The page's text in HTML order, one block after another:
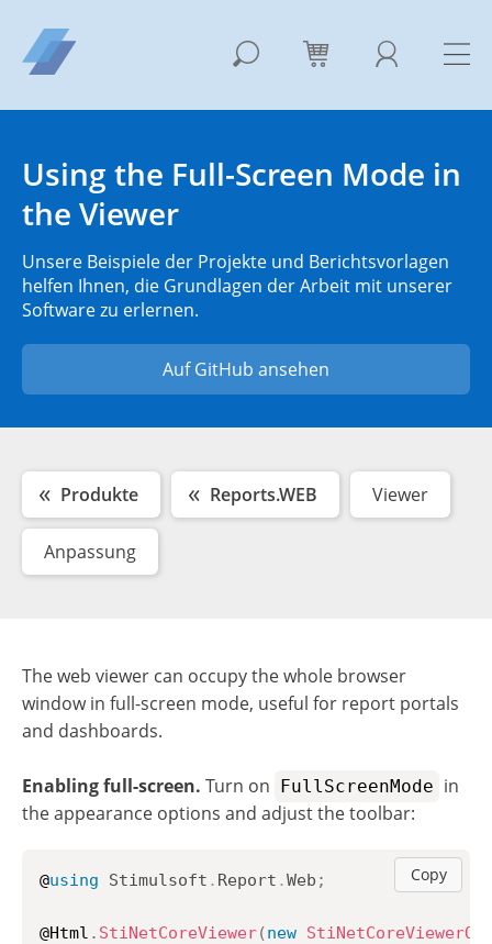
Using the Full-Screen Mode in
the Viewer
Unsere Beispiele der Projekte und Berichtsvorlagen
helfen Ihnen, die Grundlagen der Arbeit mit unserer
Software zu erlernen.
Auf GitHub ansehen
Produkte Reports.WEB Viewer
Anpassung
The web viewer can occupy the whole browser
window in full-screen mode, useful for report portals
and dashboards.
Enabling full-screen. Turn on FullScreenMode in
the appearance options and adjust the toolbar:
Copy
@using Stimulsoft . Report .Web ;
@Html . StiNetCoreViewer(new